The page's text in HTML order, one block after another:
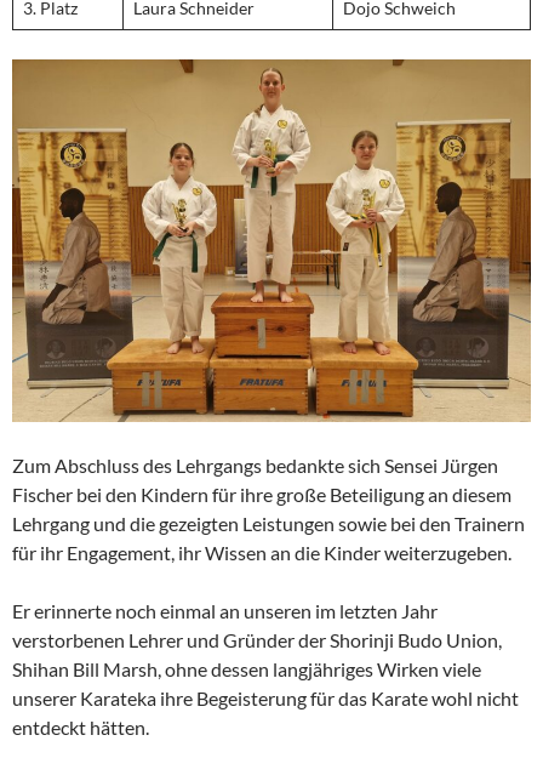
3. Platz Laura Schneider Dojo Schweich
Zum Abschluss des Lehrgangs bedankte sich Sensei Jürgen
Fischer bei den Kindern für ihre große Beteiligung an diesem
Lehrgang und die gezeigten Leistungen sowie bei den Trainern
für ihr Engagement, ihr Wissen an die Kinder weiterzugeben.
Er erinnerte noch einmal an unseren im letzten Jahr
verstorbenen Lehrer und Gründer der Shorinji Budo Union,
Shihan Bill Marsh, ohne dessen langjähriges Wirken viele
unserer Karateka ihre Begeisterung für das Karate wohl nicht
entdeckt hätten.